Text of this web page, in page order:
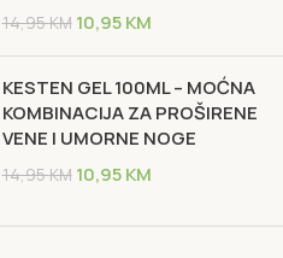
14,95KM 10,95KM
KESTEN GEL 100ML – MOĆNA
KOMBINACIJA ZA PROŠIRENE
VENE I UMORNE NOGE
14,95KM 10,95KM